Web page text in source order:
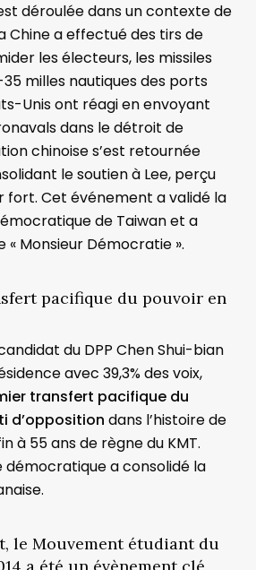
déroulée dans un contexte de
Chine a effectué des tirs de
les électeurs, les missiles
milles nautiques des ports
Unis ont réagi en envoyant
dans le détroit de
chinoise s’est retournée
le soutien à Lee, perçu
fort. Cet événement a validé la
de Taiwan et a
Monsieur Démocratie ».
pacifique du pouvoir en
du DPP Chen Shui-bian
avec 39,3% des voix,
transfert pacifique du
d’opposition dans l’histoire de
à 55 ans de règne du KMT.
a consolidé la
le Mouvement étudiant du